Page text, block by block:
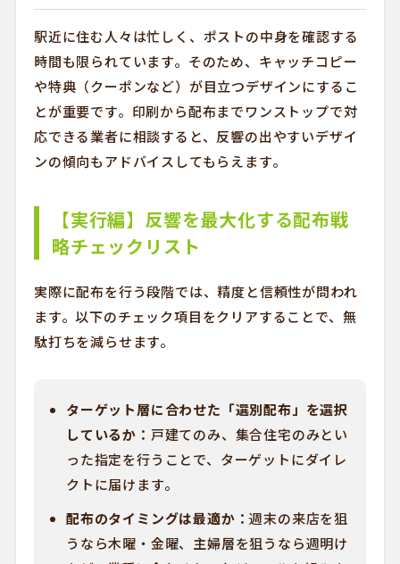
駅近に住む人々は忙しく、ポストの中身を確認する
時間も限られています。そのため、キャッチコピー
や特典（クーポンなど）が目立つデザインにするこ
とが重要です。印刷から配布までワンストップで対
応できる業者に相談すると、反響の出やすいデザイ
ンの傾向もアドバイスしてもらえます。
【実行編】反響を最大化する配布戦
略チェックリスト
実際に配布を行う段階では、精度と信頼性が問われ
ます。以下のチェック項目をクリアすることで、無
駄打ちを減らせます。
ターゲット層に合わせた「選別配布」を選択
しているか： 戸建てのみ、集合住宅のみとい
った指定を行うことで、ターゲットにダイレ
クトに届けます。
配布のタイミングは最適か：週末の来店を狙
うなら木曜・金曜、主婦層を狙うなら週明け